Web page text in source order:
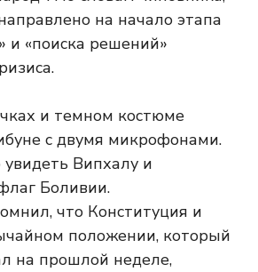
на начало этапа
и «поиска решений»
что Конституция и
положении, который
на прошлой неделе,